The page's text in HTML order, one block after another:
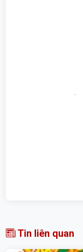
Tin liên quan